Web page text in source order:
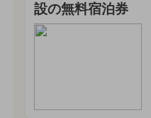
設の無料宿泊券